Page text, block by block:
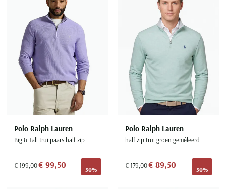
Polo Ralph Lauren
Big & Tall trui paars half zip
€ 199,00€ 99,50
-
50%
Toevoegen aan favorieten
Polo Ralph Lauren
half zip trui groen gemêleerd
€ 179,00€ 89,50
-
50%